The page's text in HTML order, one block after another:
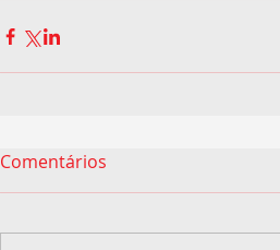
Comentários